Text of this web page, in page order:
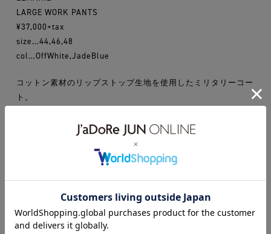
LARGE WORK PANTS
¥37,000+tax
size…44,46,48
col…OffWhite,JadeBlue
コットン素材のリップストップ生地を使用したミリタリーコー
ト。
lemaire marcjacobs WEAR